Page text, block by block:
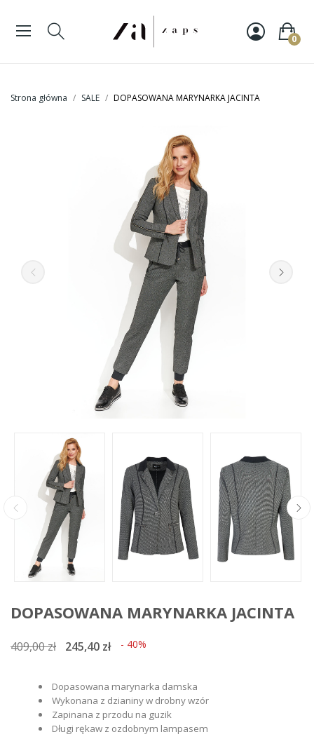
0
Strona główna SALE DOPASOWANA MARYNARKA JACINTA
DOPASOWANA MARYNARKA JACINTA
409,00 zł 245,40 zł - 40%
Dopasowana marynarka damska
Wykonana z dzianiny w drobny wzór
Zapinana z przodu na guzik
Długi rękaw z ozdobnym lampasem